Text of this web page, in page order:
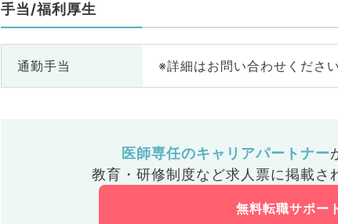
手当/福利厚生
通勤手当 ※詳細はお問い合わせください
医師専任のキャリアパートナー
教育・研修制度など求人票に掲載さ
無料転職サポー